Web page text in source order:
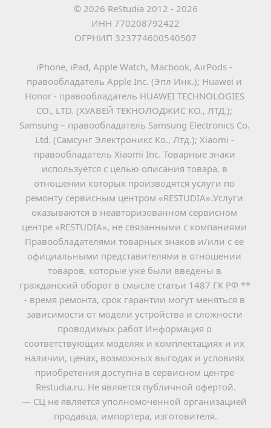
© 2026 ReStudia 2012 - 2026
ИНН 770208792422
ОГРНИП 323774600540507
iPhone, iPad, Apple Watch, Macbook, AirPods -
правообладатель Apple Inc. (Эпл Инк.); Huawei и
Honor - правообладатель HUAWEI TECHNOLOGIES
CO., LTD. (ХУАВЕЙ ТЕКНОЛОДЖИС КО., ЛТД.);
Samsung – правообладатель Samsung Electronics Co.
Ltd. (Самсунг Электроникс Ко., Лтд.); Xiaomi -
правообладатель Xiaomi Inc. Товарные знаки
используется с целью описания товара, в
отношении которых производятся услуги по
ремонту сервисным центром «RESTUDIA».Услуги
оказываются в неавторизованном сервисном
центре «RESTUDIA», не связанными с компаниями
Правообладателями товарных знаков и/или с ее
официальными представителями в отношении
товаров, которые уже были введены в
гражданский оборот в смысле статьи 1487 ГК РФ **
- время ремонта, срок гарантии могут меняться в
зависимости от модели устройства и сложности
проводимых работ Информация о
соответствующих моделях и комплектациях и их
наличии, ценах, возможных выгодах и условиях
приобретения доступна в сервисном центре
Restudia.ru. Не является публичной офертой.
— СЦ не является уполномоченной организацией
продавца, импортера, изготовителя.